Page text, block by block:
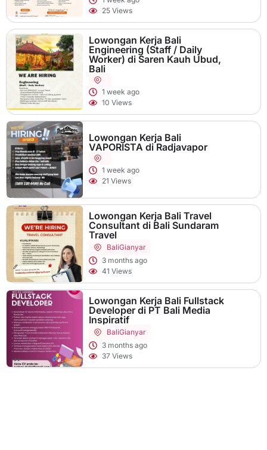
25 Views
Lowongan Kerja Bali
Engineering (Staff / Daily
Worker) di Saren Kauh Ubud,
Bali
1 week ago
10 Views
Lowongan Kerja Bali
VAPORISTA di Radjavapor
1 week ago
21 Views
Lowongan Kerja Bali Travel
Consultant di Bali Sundaram
Travel
BaliGianyar
3 months ago
41 Views
Lowongan Kerja Bali Fullstack
Developer di PT Bali Media
Inspiratif
BaliGianyar
3 months ago
37 Views